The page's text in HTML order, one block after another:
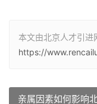
本文由北京人才引进
https://
亲属因素如何影响